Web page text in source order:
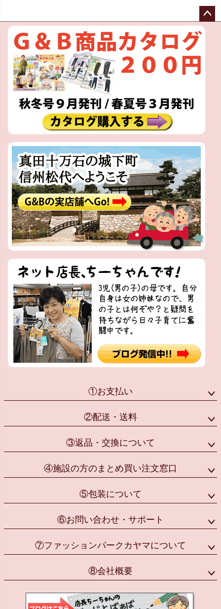
ペー
へ
①お支払い
②配送・送料
③返品・交換について
④施設の方のまとめ買い注文窓口
⑤包装について
⑥お問い合わせ・サポート
⑦ファッションパークカヤマについて
⑧会社概要